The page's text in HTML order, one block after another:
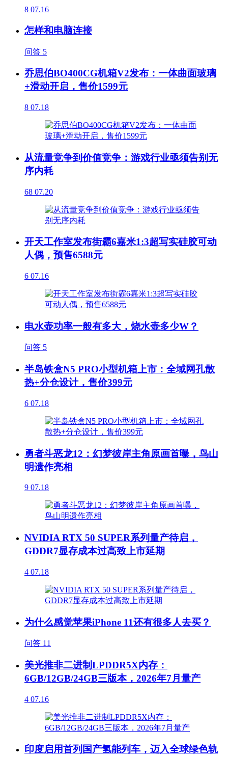
8 07.16
怎样和电脑连接
问答 5
乔思伯BO400CG机箱V2发布：一体曲面玻璃
+滑动开启，售价1599元
8 07.18
从流量竞争到价值竞争：游戏行业亟须告别无
序内耗
68 07.20
开天工作室发布街霸6嘉米1:3超写实硅胶可动
人偶，预售6588元
6 07.16
电水壶功率一般有多大，烧水壶多少W？
问答 5
半岛铁盒N5 PRO小型机箱上市：全域网孔散
热+分仓设计，售价399元
6 07.18
勇者斗恶龙12：幻梦彼岸主角原画首曝，鸟山
明遗作亮相
9 07.18
NVIDIA RTX 50 SUPER系列量产待启，
GDDR7显存成本过高致上市延期
4 07.18
为什么感觉苹果iPhone 11还有很多人去买？
问答 11
美光推非二进制LPDDR5X内存：
6GB/12GB/24GB三版本，2026年7月量产
4 07.16
印度启用首列国产氢能列车，迈入全球绿色轨